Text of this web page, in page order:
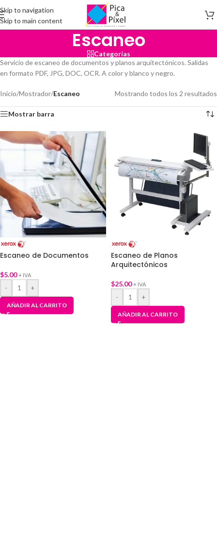
Skip to navigation
Skip to main content
Escaneo
Categorías
Servicio de escaneo de documentos y planos arquitectónicos. Salidas
en formato PDF, JPG, DOC, OCR. A color y blanco y negro.
Inicio/Mostrador/Escaneo Mostrando todos los 2 resultados
Mostrar barra
Escaneo de Documentos
$5.00 + IVA
- +
AÑADIR AL CARRITO
Escaneo de Planos
Arquitectónicos
$25.00 + IVA
- +
AÑADIR AL CARRITO